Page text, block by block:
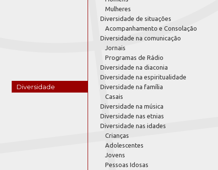
Diversidade
Mulheres
Diversidade de situações
Acompanhamento e Consolação
Diversidade na comunicação
Jornais
Programas de Rádio
Diversidade na diaconia
Diversidade na espiritualidade
Diversidade na família
Casais
Diversidade na música
Diversidade nas etnias
Diversidade nas idades
Crianças
Adolescentes
Jovens
Pessoas Idosas